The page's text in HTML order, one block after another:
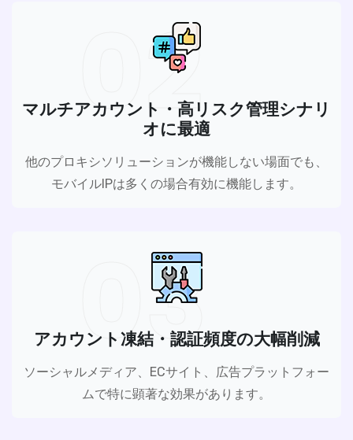
02
マルチアカウント・高リスク管理シナリ
オに最適
他のプロキシソリューションが機能しない場面でも、
モバイルIPは多くの場合有効に機能します。
03
アカウント凍結・認証頻度の大幅削減
ソーシャルメディア、ECサイト、広告プラットフォー
ムで特に顕著な効果があります。